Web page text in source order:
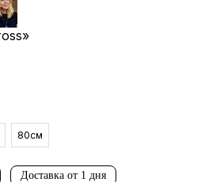
80см
Доставка от 1 дня